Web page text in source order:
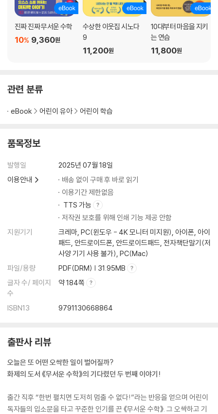
진짜 진짜 무서운 수학
9,360원
10%
수상한 이웃집 시노다
9
11,200원
10대부터 마음을 지키
는 연습
11,800원
관련 분류
eBook 어린이 유아 어린이 학습
품목정보
발행일
2025년 07월 18일
이용안내
배송 없이 구매 후 바로 읽기
이용기간 제한없음
TTS 가능
저작권 보호를 위해 인쇄 기능 제공 안함
지원기기
크레마, PC(윈도우 - 4K 모니터 미지원), 아이폰, 아이
패드, 안드로이드폰, 안드로이드패드, 전자책단말기(저
사양 기기 사용 불가), PC(Mac)
파일/용량
PDF(DRM) | 31.95MB
글자 수/ 페이지
수
약 184쪽
ISBN13 9791130668864
출판사 리뷰
오늘은 또 어떤 오싹한 일이 벌어질까?
화제의 도서 《무서운 수학》의 기다렸던 두 번째 이야기!
출간 직후 “한번 펼치면 도저히 멈출 수 없다!”라는 반응을 얻으며 어린이
독자들의 입소문을 타고 꾸준한 인기를 끈 《무서운 수학》. 그 오싹하고 기